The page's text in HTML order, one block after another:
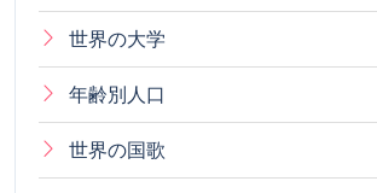
世界の大学
年齢別人口
世界の国歌